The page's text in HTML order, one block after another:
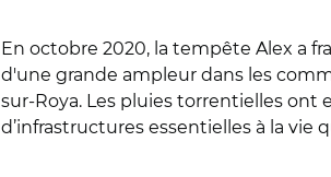
En octobre 2020, la tempête Alex a
d'une grande ampleur dans les
sur-Roya. Les pluies torrentielles ont
d’infrastructures essentielles à la vie